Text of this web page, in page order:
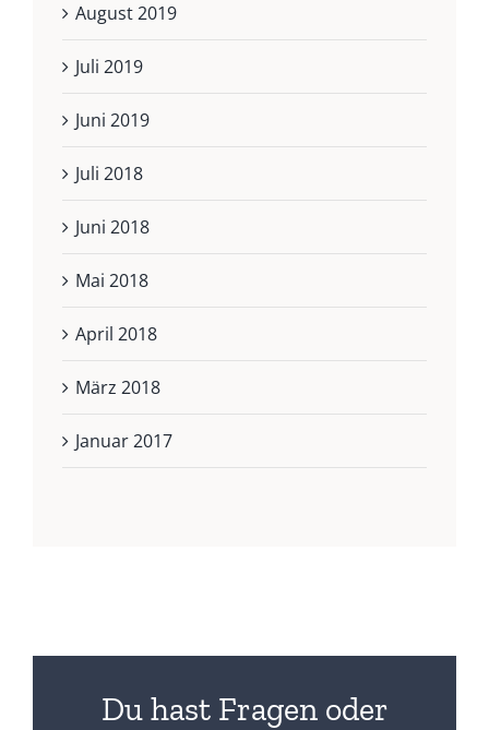
August 2019
Juli 2019
Juni 2019
Juli 2018
Juni 2018
Mai 2018
April 2018
März 2018
Januar 2017
Du hast Fragen oder